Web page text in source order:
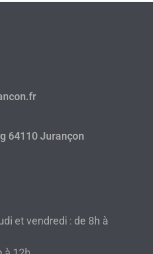
64110 Jurançon
et vendredi : de 8h à